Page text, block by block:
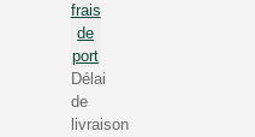
frais
de
port
Délai
de
livraison